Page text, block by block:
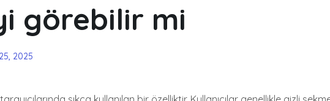
görebilir mi
2025